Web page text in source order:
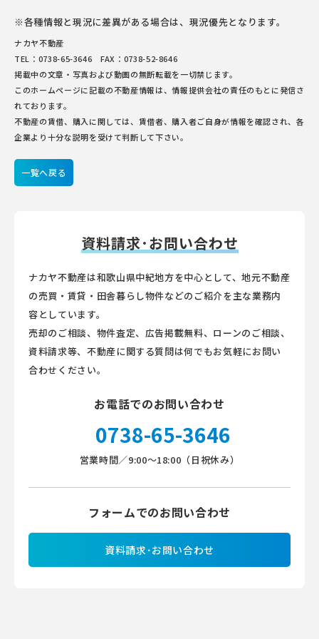
※各種情報と現況に差異がある場合は、現況優先となります。
ナカヤ不動産
TEL：0738-65-3646 FAX：0738-52-8646
掲載中の文章・写真および動画の無断転載を一切禁じます。
このホームページに記載の不動産情報は、情報提供会社の責任のもとに発信さ
れております。
不動産の賃借、購入に関しては、賃借者、購入者ご自身が情報を確認され、各
企業より十分な説明を受けて判断して下さい。
一覧へ戻る
資料請求･お問い合わせ
ナカヤ不動産は和歌山県中紀地方を中心として、地元不動産
の売買・賃貸・田舎暮らし物件などのご紹介を主な業務内
容としています。
売却のご相談、物件査定、広告掲載無料、ローンのご相談、
資料請求等、不動産に関する質問は何でもお気軽にお問い
合わせください。
お電話でのお問い合わせ
0738-65-3646
営業時間／9:00～18:00（日祝休み）
フォームでのお問い合わせ
資料請求･お問い合わせ